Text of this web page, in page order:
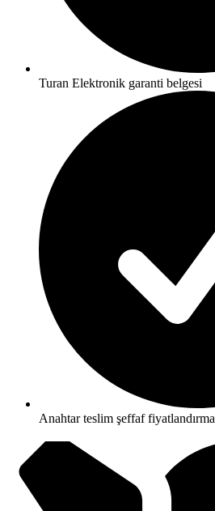
Turan Elektronik garanti belgesi
Anahtar teslim şeffaf fiyatlandırma